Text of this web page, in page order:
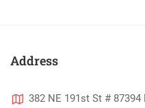
Address
382 NE 191st St # 87394